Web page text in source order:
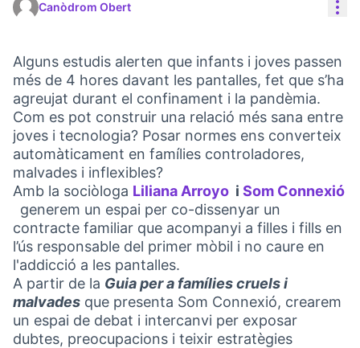
Canòdrom Obert
Alguns estudis alerten que infants i joves passen
més de 4 hores davant les pantalles, fet que s’ha
agreujat durant el confinament i la pandèmia.
Com es pot construir una relació més sana entre
joves i tecnologia? Posar normes ens converteix
automàticament en famílies controladores,
malvades i inflexibles?
Amb la sociòloga Liliana Arroyo
(Link externo)
i Som Connexió
(Link externo)
generem un espai per co-dissenyar un
contracte familiar que acompanyi a filles i fills en
l’ús responsable del primer mòbil i no caure en
l'addicció a les pantalles.
A partir de la Guia per a famílies cruels i
malvades que presenta Som Connexió, crearem
un espai de debat i intercanvi per exposar
dubtes, preocupacions i teixir estratègies